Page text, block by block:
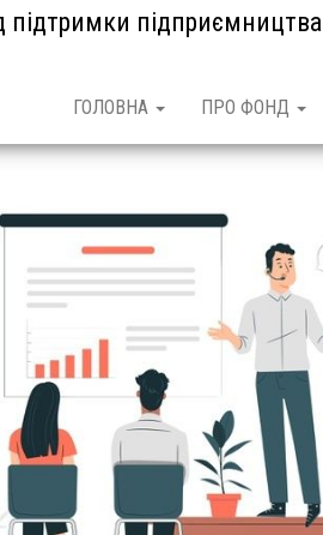
підтримки підприємництва
ГОЛОВНА ПРО ФОНД